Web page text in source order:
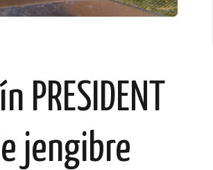
PRESIDENT
jengibre